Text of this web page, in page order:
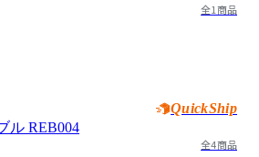
全1商品
QuickShip
全4商品